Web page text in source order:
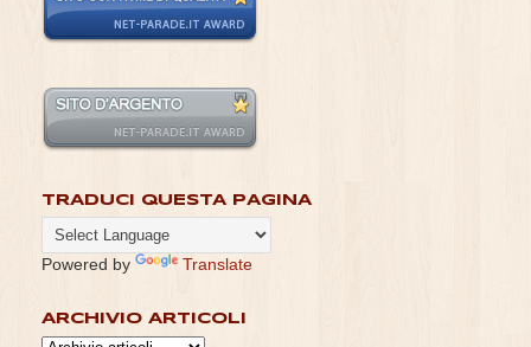
TRADUCI QUESTA PAGINA
Powered by Translate
ARCHIVIO ARTICOLI